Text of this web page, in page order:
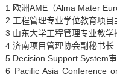
1 欧洲AME （Alma Mater
2 工程管理专业学位教育项目
3 山东大学工程管理专业教学
4 济南项目管理协会副秘书长
5 Decision Support System
6 Pacific Asia Conference